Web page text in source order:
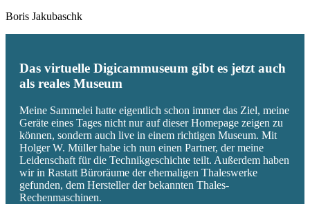
Boris Jakubaschk
Das virtuelle Digicammuseum gibt es jetzt auch
als reales Museum
Meine Sammelei hatte eigentlich schon immer das Ziel, meine
Geräte eines Tages nicht nur auf dieser Homepage zeigen zu
können, sondern auch live in einem richtigen Museum. Mit
Holger W. Müller habe ich nun einen Partner, der meine
Leidenschaft für die Technikgeschichte teilt. Außerdem haben
wir in Rastatt Büroräume der ehemaligen Thaleswerke
gefunden, dem Hersteller der bekannten Thales-
Rechenmaschinen.